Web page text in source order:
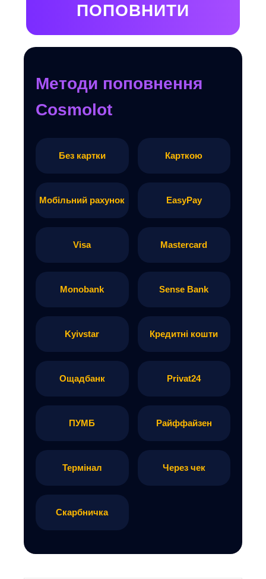
ПОПОВНИТИ
Методи поповнення
Cosmolot
Без картки Карткою
Мобільний рахунок EasyPay
Visa Mastercard
Monobank Sense Bank
Kyivstar Кредитні кошти
Ощадбанк Privat24
ПУМБ Райффайзен
Термінал Через чек
Скарбничка